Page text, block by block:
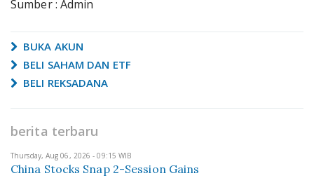
Sumber : Admin
BUKA AKUN
BELI SAHAM DAN ETF
BELI REKSADANA
berita terbaru
Thursday, Aug 06, 2026 - 09:15 WIB
China Stocks Snap 2-Session Gains